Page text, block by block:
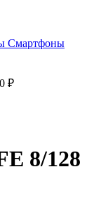
Смартфоны
₽
8/128